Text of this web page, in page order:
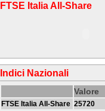
FTSE Italia All-Share
Indici Nazionali
Valore
FTSE Italia All-Share 25720